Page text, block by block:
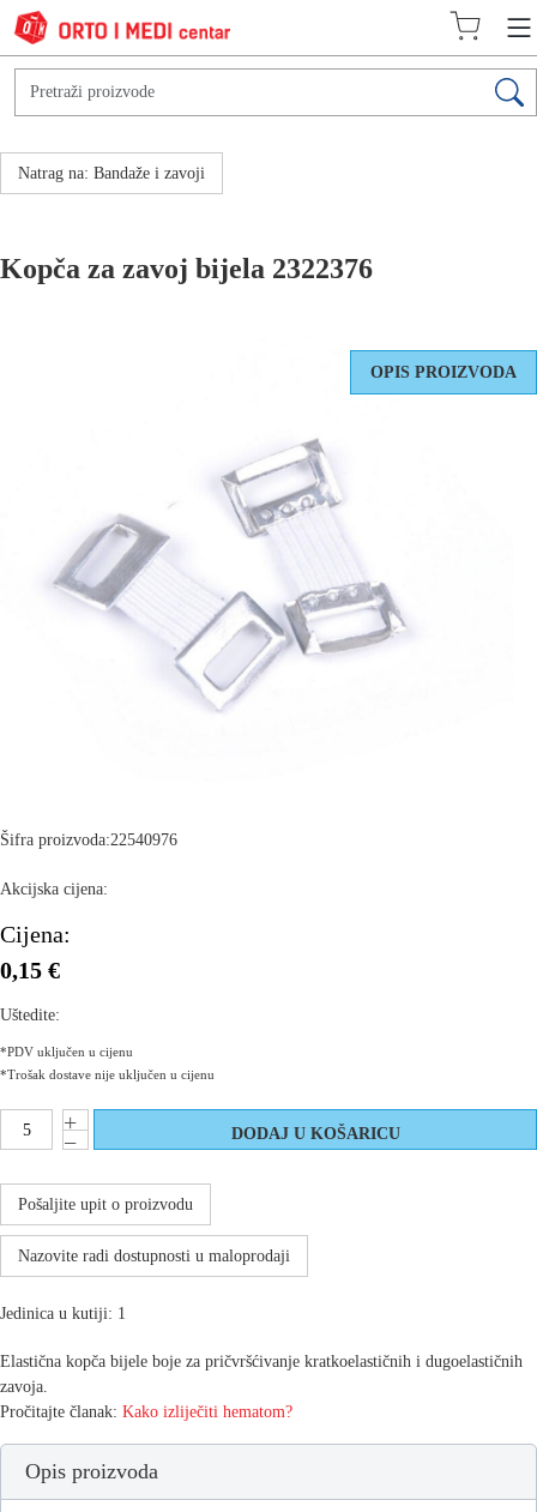
Natrag na: Bandaže i zavoji
Kopča za zavoj bijela 2322376
OPIS PROIZVODA
Šifra proizvoda:22540976
Akcijska cijena:
Cijena:
0,15 €
Uštedite:
*PDV uključen u cijenu
*Trošak dostave nije uključen u cijenu
Pošaljite upit o proizvodu
Nazovite radi dostupnosti u maloprodaji
Jedinica u kutiji: 1
Elastična kopča bijele boje za pričvršćivanje kratkoelastičnih i dugoelastičnih
zavoja.
Pročitajte članak: Kako izliječiti hematom?
Opis proizvoda